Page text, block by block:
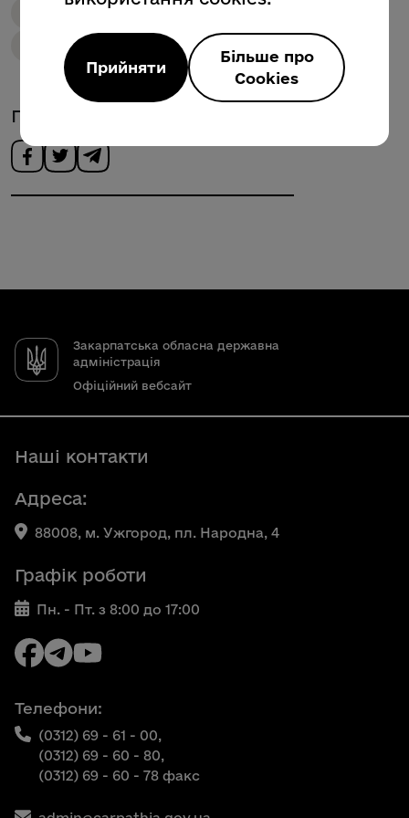
Охорона здоров'я
Заробітна плата
Поділитись новиною
Закарпатська обласна державна
адміністрація
Офіційний вебсайт
Наші контакти
Адреса:
88008, м. Ужгород, пл. Народна, 4
Графік роботи
Пн. - Пт. з 8:00 до 17:00
Телефони:
(0312) 69 - 61 - 00,
(0312) 69 - 60 - 80,
(0312) 69 - 60 - 78 факс
Прийняти
Більше про
Cookies